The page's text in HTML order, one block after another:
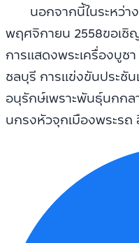
นอกจากนี้ในระหว่าง
พฤศจิกายน 2558ขอเชิ
การแสดงพระเครื่องบูช
ชลบุรี การแข่งขันประชั
อนุรักษ์เพราะพันธุ์นกก
นกรงหัวจุกเมืองพระรถ